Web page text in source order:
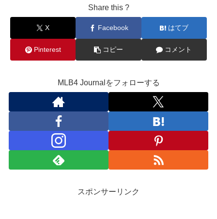
Share this ?
X Facebook はてブ
Pinterest コピー コメント
MLB4 Journalをフォローする
スポンサーリンク